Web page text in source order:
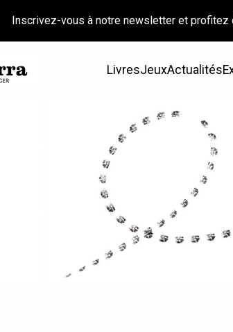
LivresJeuxActualités
Inscrivez-vous à notre newsletter et profitez